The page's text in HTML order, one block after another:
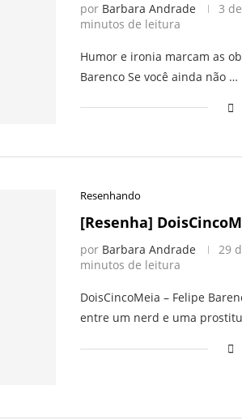
por Barbara Andrade 3
minutos de leitura
Humor e ironia marcam as
Barenco Se você ainda não …
Resenhando
[Resenha]
por Barbara Andrade 29
minutos de leitura
DoisCincoMeia – Felipe
entre um nerd e uma